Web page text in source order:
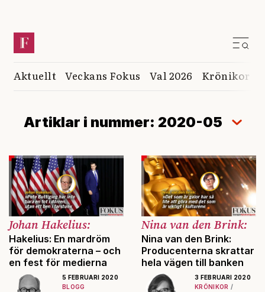
Aktuellt Veckans Fokus Val 2026 Krönikor
Artiklar i nummer: 2020-05
Johan Hakelius:
Hakelius: En mardröm
för demokraterna – och
en fest för medierna
5 FEBRUARI 2020
BLOGG
Nina van den Brink:
Nina van den Brink:
Producenterna skrattar
hela vägen till banken
3 FEBRUARI 2020
KRÖNIKOR